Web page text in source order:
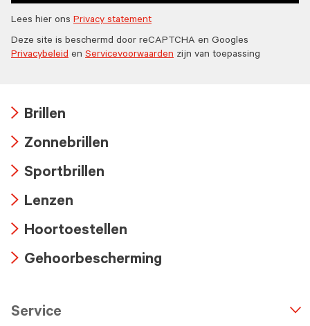
Lees hier ons Privacy statement
Deze site is beschermd door reCAPTCHA en Googles
Privacybeleid en Servicevoorwaarden zijn van toepassing
icon
Brillen
icon
Zonnebrillen
icon
Sportbrillen
icon
Lenzen
icon
Hoortoestellen
Gehoorbescherming
Service